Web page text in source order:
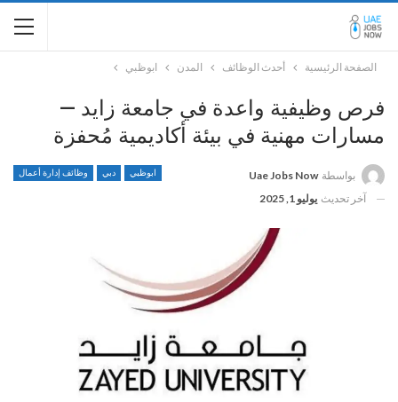
الصفحة الرئيسية أحدث الوظائف المدن ابوظبي
فرص وظيفية واعدة في جامعة زايد —
مسارات مهنية في بيئة أكاديمية مُحفزة
ابوظبي دبي وظائف إدارة أعمال بواسطة Uae Jobs Now
آخر تحديث يوليو 1, 2025